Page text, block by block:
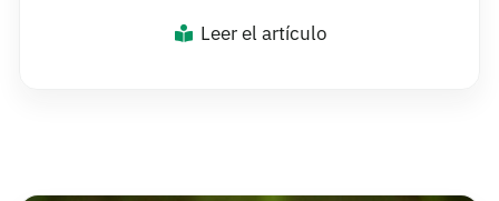
Leer el artículo